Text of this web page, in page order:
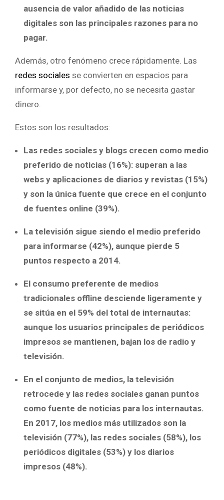
ausencia de valor añadido de las noticias
digitales son las principales razones para no
pagar.
Además, otro fenómeno crece rápidamente. Las
redes sociales se convierten en espacios para
informarse y, por defecto, no se necesita gastar
dinero.
Estos son los resultados:
Las redes sociales y blogs crecen como medio
preferido de noticias (16%): superan a las
webs y aplicaciones de diarios y revistas (15%)
y son la única fuente que crece en el conjunto
de fuentes online (39%).
La televisión sigue siendo el medio preferido
para informarse (42%), aunque pierde 5
puntos respecto a 2014.
El consumo preferente de medios
tradicionales offline desciende ligeramente y
se sitúa en el 59% del total de internautas:
aunque los usuarios principales de periódicos
impresos se mantienen, bajan los de radio y
televisión.
En el conjunto de medios, la televisión
retrocede y las redes sociales ganan puntos
como fuente de noticias para los internautas.
En 2017, los medios más utilizados son la
televisión (77%), las redes sociales (58%), los
periódicos digitales (53%) y los diarios
impresos (48%).